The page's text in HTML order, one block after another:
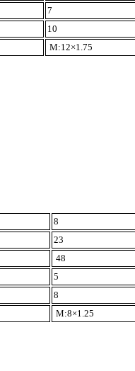
7
10
M:12×1.75
8
23
48
5
8
M:8×1.25